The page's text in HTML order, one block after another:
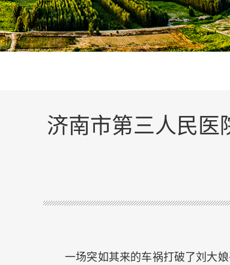
济南市第三人民医
一场突如其来的车祸打破了刘大